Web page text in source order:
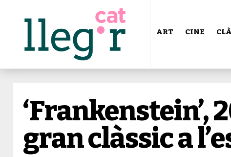
ART CINE
‘Frankenstein’,
gran clàssic a